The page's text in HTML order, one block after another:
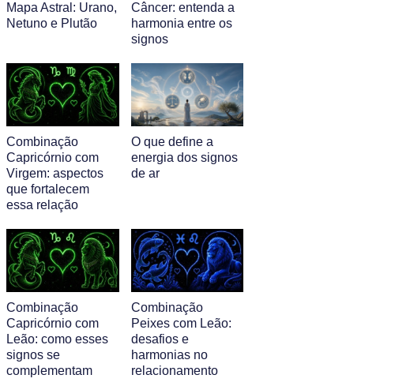
Mapa Astral: Urano,
Netuno e Plutão
Câncer: entenda a
harmonia entre os
signos
Combinação
Capricórnio com
Virgem: aspectos
que fortalecem
essa relação
O que define a
energia dos signos
de ar
Combinação
Capricórnio com
Leão: como esses
signos se
complementam
Combinação
Peixes com Leão:
desafios e
harmonias no
relacionamento